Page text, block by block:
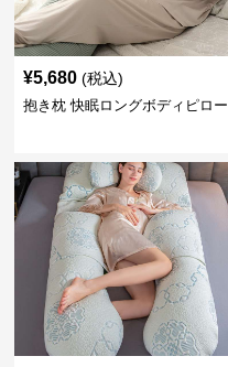
¥5,680 (税込)
抱き枕 快眠ロングボディピロー